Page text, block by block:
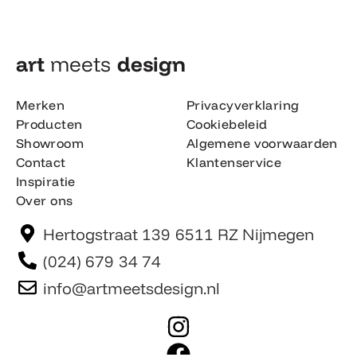
art meets design​
Merken
Producten
Showroom
Contact
Inspiratie
Over ons
Privacyverklaring
Cookiebeleid
Algemene voorwaarden
Klantenservice
Hertogstraat 139 6511 RZ Nijmegen
(024) 679 34 74
info@artmeetsdesign.nl
I
n
F